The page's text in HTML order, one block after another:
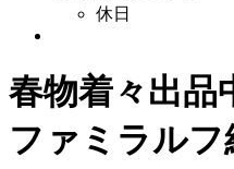
休日
春物着々出品
ファミラル